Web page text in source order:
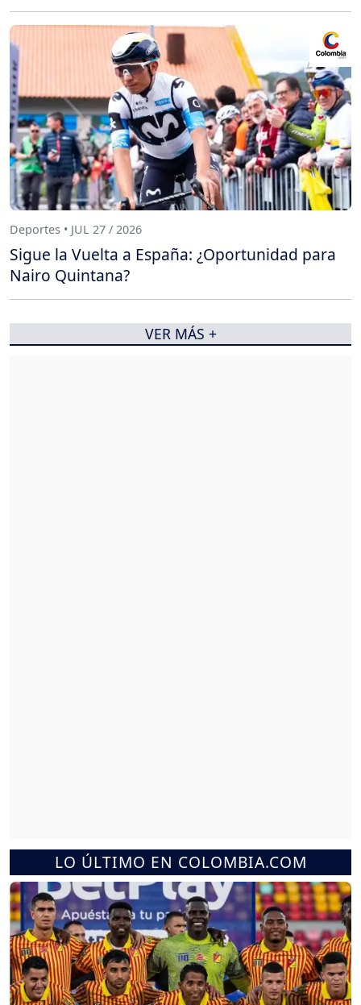
LO ÚLTIMO EN COLOMBIA.COM
Deportes • JUL 27 / 2026
Sigue la Vuelta a España: ¿Oportunidad para
Nairo Quintana?
VER MÁS +